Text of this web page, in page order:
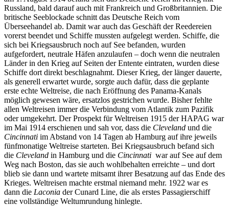
Russland, bald darauf auch mit Frankreich und Großbritannien. Die
britische Seeblockade schnitt das Deutsche Reich vom
Überseehandel ab. Damit war auch das Geschäft der Reedereien
vorerst beendet und Schiffe mussten aufgelegt werden. Schiffe, die
sich bei Kriegsausbruch noch auf See befanden, wurden
aufgefordert, neutrale Häfen anzulaufen – doch wenn die neutralen
Länder in den Krieg auf Seiten der Entente eintraten, wurden diese
Schiffe dort direkt beschlagnahmt. Dieser Krieg, der länger dauerte,
als generell erwartet wurde, sorgte auch dafür, dass die geplante
erste echte Weltreise, die nach Eröffnung des Panama-Kanals
möglich gewesen wäre, ersatzlos gestrichen wurde. Bisher fehlte
allen Weltreisen immer die Verbindung vom Atlantik zum Pazifik
oder umgekehrt. Der Prospekt für Weltreisen 1915 der HAPAG war
im Mai 1914 erschienen und sah vor, dass die Cleveland und die
Cincinnati im Abstand von 14 Tagen ab Hamburg auf ihre jeweils
fünfmonatige Weltreise starteten. Bei Kriegsausbruch befand sich
die Cleveland in Hamburg und die Cincinnati war auf See auf dem
Weg nach Boston, das sie auch wohlbehalten erreichte – und dort
blieb sie dann und wartete mitsamt ihrer Besatzung auf das Ende des
Krieges. Weltreisen machte erstmal niemand mehr. 1922 war es
dann die Laconia der Cunard Line, die als erstes Passagierschiff
eine vollständige Weltumrundung hinlegte.